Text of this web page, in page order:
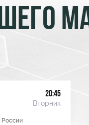
20:45
Вторник
России